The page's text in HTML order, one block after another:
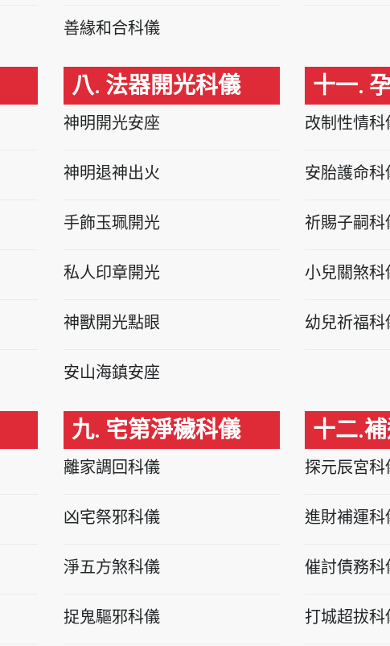
善緣和合科儀
八. 法器開光科儀
神明開光安座
神明退神出火
手飾玉珮開光
私人印章開光
神獸開光點眼
安山海鎮安座
九. 宅第淨穢科儀
離家調回科儀
凶宅祭邪科儀
淨五方煞科儀
捉鬼驅邪科儀
十一.
改制性情科
安胎護命科
祈賜子嗣科
小兒關煞科
幼兒祈福科
十二.
探元辰宮科
進財補運科
催討債務科
打城超拔科